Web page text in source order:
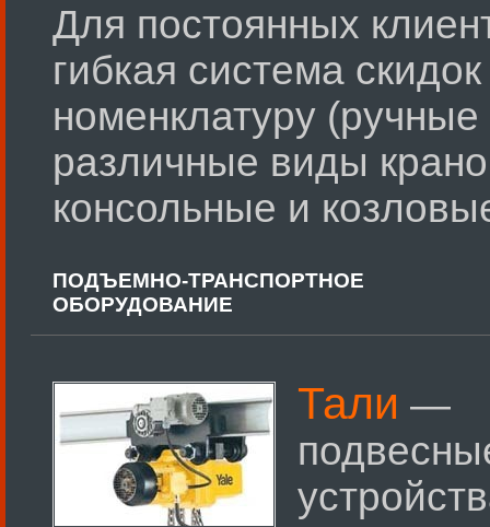
Для постоянных
гибкая система
номенклатуру
различные виды
консольные и
ПОДЪЕМНО-ТРАНСПОРТНОЕ
ОБОРУДОВАНИЕ
Тали —